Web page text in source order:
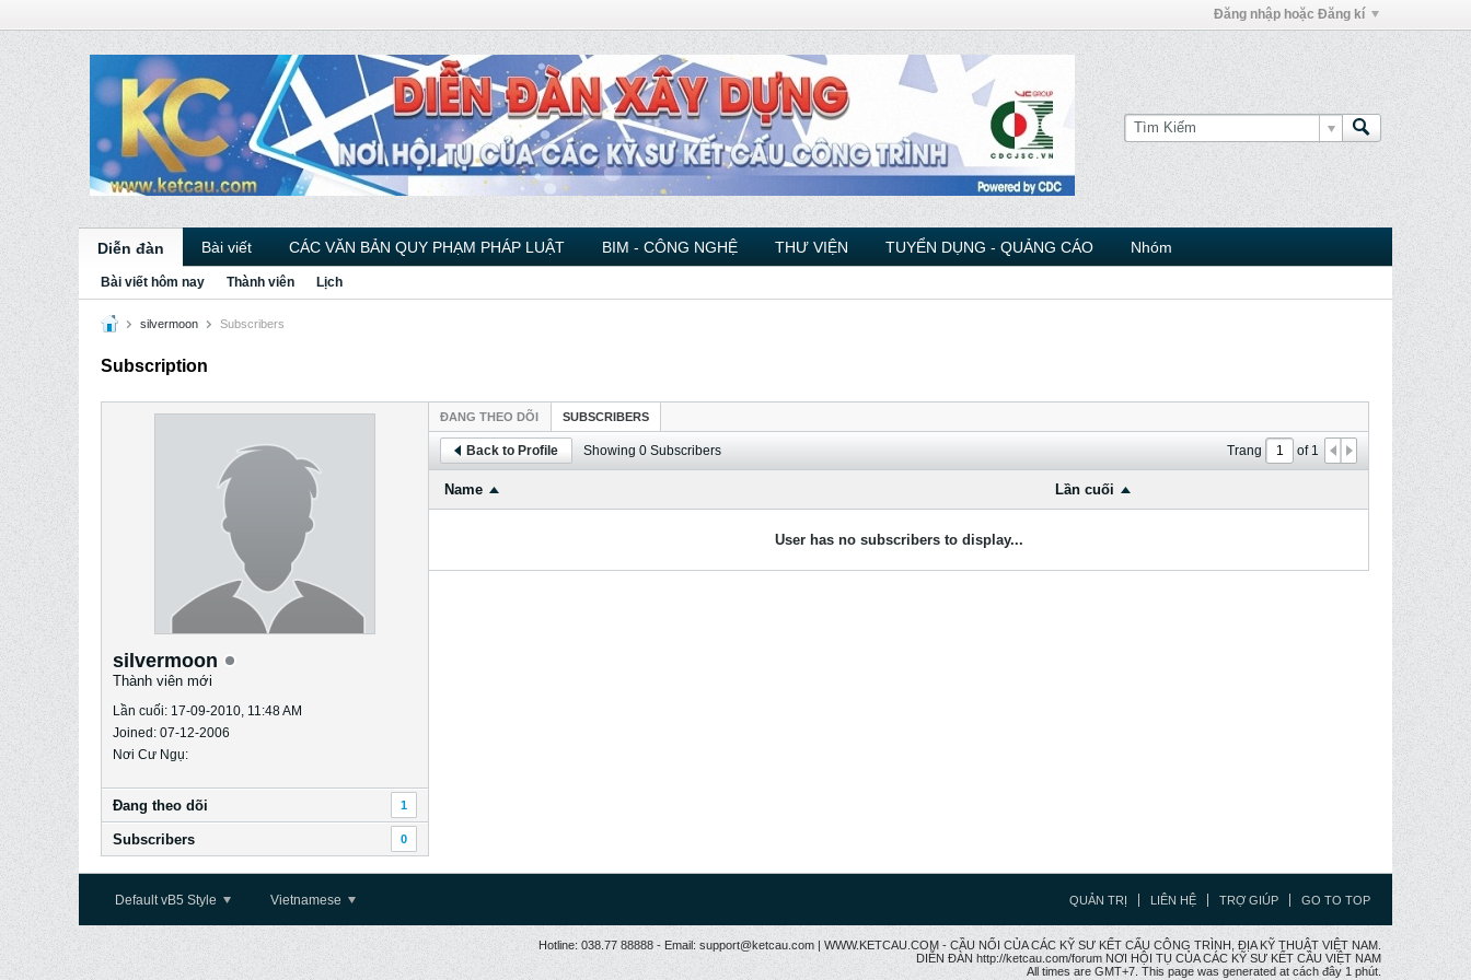
Đăng nhập hoặc Đăng kí
Diễn đàn Bài viết CÁC VĂN BẢN QUY PHẠM PHÁP LUẬT BIM - CÔNG NGHỆ THƯ VIỆN TUYỂN DỤNG - QUẢNG CÁO Nhóm
Bài viết hôm nay Thành viên Lịch
silvermoon Subscribers
Subscription
silvermoon
Thành viên mới
Lần cuối: 17-09-2010, 11:48 AM
Joined: 07-12-2006
Nơi Cư Ngụ:
Ðang theo dõi 1
Subscribers 0
ÐANG THEO DÕI SUBSCRIBERS
Back to Profile Showing 0 Subscribers Trang of1
Name Lần cuối
User has no subscribers to display...
Default vB5 Style Vietnamese QUẢN TRỊ LIÊN HỆ TRỢ GIÚP GO TO TOP
Hotline: 038.77 88888 - Email: support@ketcau.com | WWW.KETCAU.COM - CẦU NỐI CỦA CÁC KỸ SƯ KẾT CẤU CÔNG TRÌNH, ĐỊA KỸ THUẬT VIỆT NAM.
DIỄN ĐÀN http://ketcau.com/forum NƠI HỘI TỤ CỦA CÁC KỸ SƯ KẾT CÂU VIỆT NAM
All times are GMT+7. This page was generated at cách đây 1 phút.